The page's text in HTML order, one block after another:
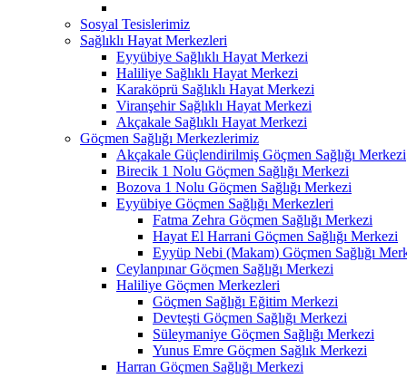
Sosyal Tesislerimiz
Sağlıklı Hayat Merkezleri
Eyyübiye Sağlıklı Hayat Merkezi
Haliliye Sağlıklı Hayat Merkezi
Karaköprü Sağlıklı Hayat Merkezi
Viranşehir Sağlıklı Hayat Merkezi
Akçakale Sağlıklı Hayat Merkezi
Göçmen Sağlığı Merkezlerimiz
Akçakale Güçlendirilmiş Göçmen Sağlığı Merkezi
Birecik 1 Nolu Göçmen Sağlığı Merkezi
Bozova 1 Nolu Göçmen Sağlığı Merkezi
Eyyübiye Göçmen Sağlığı Merkezleri
Fatma Zehra Göçmen Sağlığı Merkezi
Hayat El Harrani Göçmen Sağlığı Merkezi
Eyyüp Nebi (Makam) Göçmen Sağlığı
Ceylanpınar Göçmen Sağlığı Merkezi
Haliliye Göçmen Merkezleri
Göçmen Sağlığı Eğitim Merkezi
Devteşti Göçmen Sağlığı Merkezi
Süleymaniye Göçmen Sağlığı Merkezi
Yunus Emre Göçmen Sağlık Merkezi
Harran Göçmen Sağlığı Merkezi